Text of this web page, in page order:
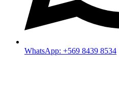
WhatsApp: +569 8439 8534